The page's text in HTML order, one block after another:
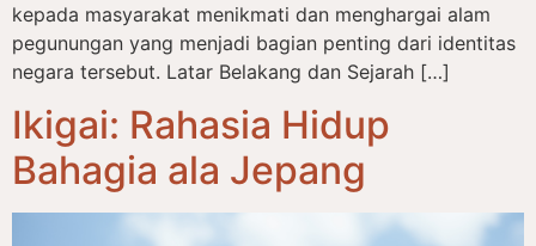
kepada masyarakat menikmati dan menghargai alam
pegunungan yang menjadi bagian penting dari identitas
negara tersebut. Latar Belakang dan Sejarah […]
Ikigai: Rahasia Hidup
Bahagia ala Jepang